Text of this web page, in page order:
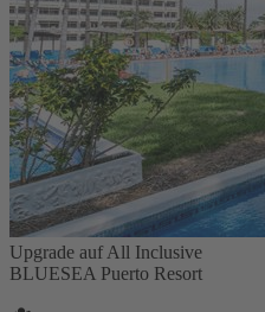
Upgrade auf All Inclusive
BLUESEA Puerto Resort